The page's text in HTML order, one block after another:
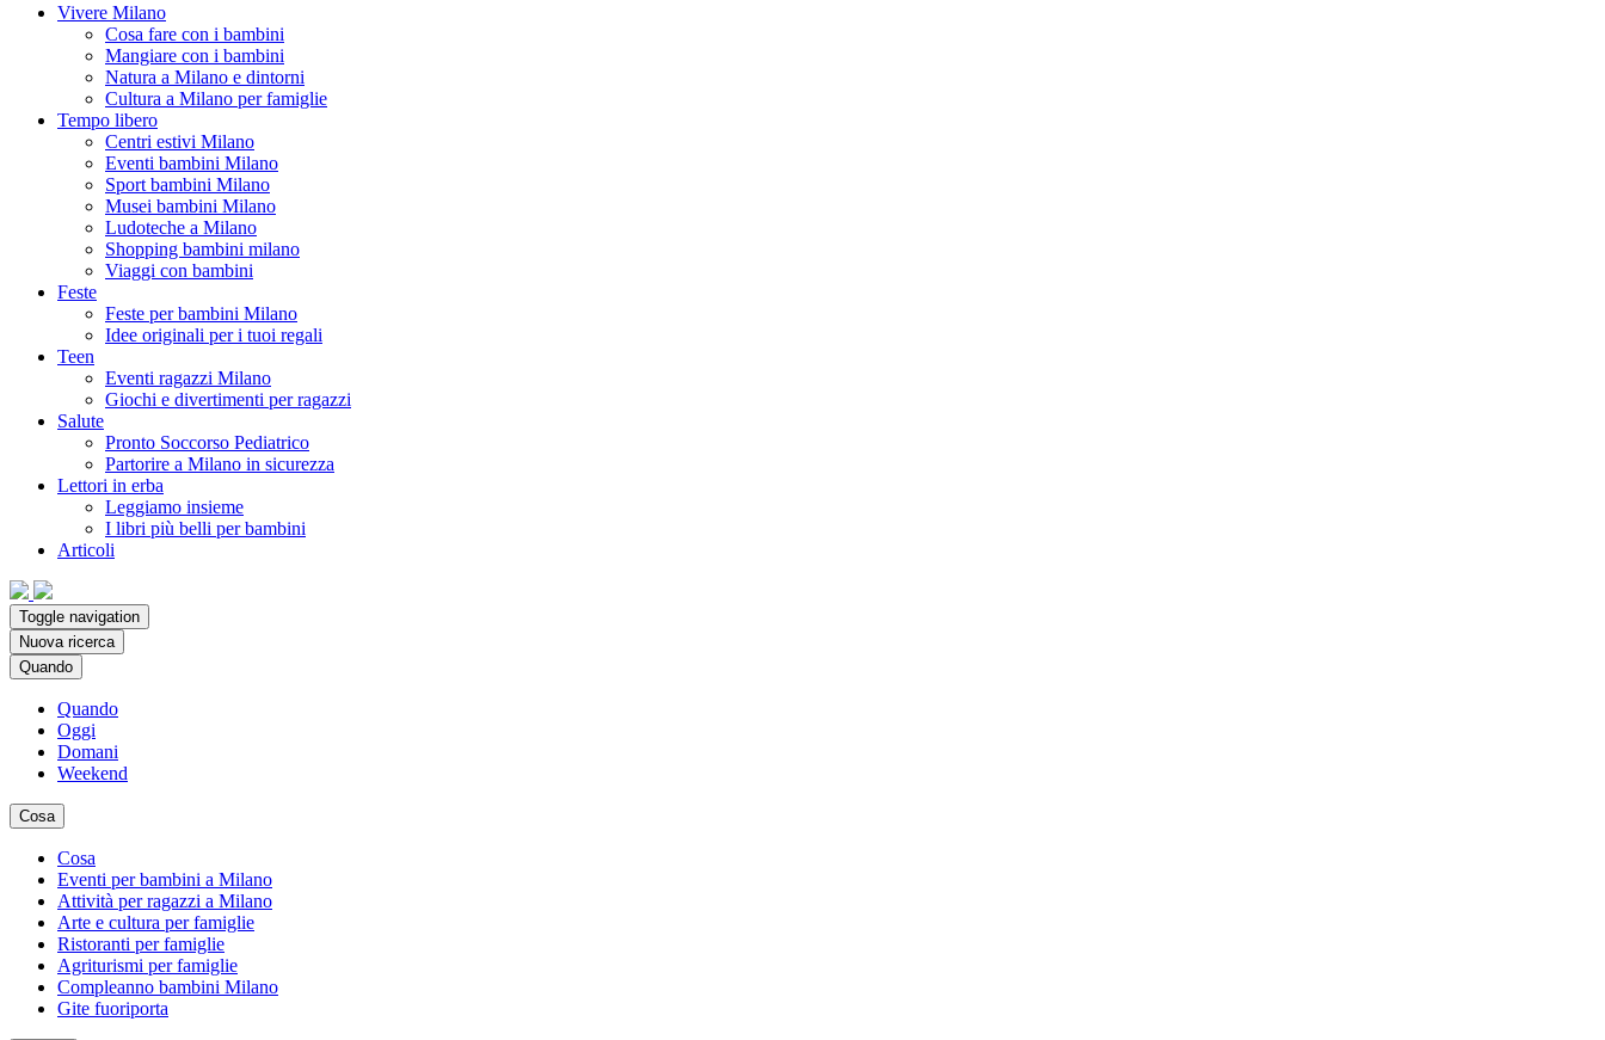
Vivere Milano
Cosa fare con i bambini
Mangiare con i bambini
Natura a Milano e dintorni
Cultura a Milano per famiglie
Tempo libero
Centri estivi Milano
Eventi bambini Milano
Sport bambini Milano
Musei bambini Milano
Ludoteche a Milano
Shopping bambini milano
Viaggi con bambini
Feste
Feste per bambini Milano
Idee originali per i tuoi regali
Teen
Eventi ragazzi Milano
Giochi e divertimenti per ragazzi
Salute
Pronto Soccorso Pediatrico
Partorire a Milano in sicurezza
Lettori in erba
Leggiamo insieme
I libri più belli per bambini
Articoli
Toggle navigation
Nuova ricerca
Quando
Quando
Oggi
Domani
Weekend
Cosa
Cosa
Eventi per bambini a Milano
Attività per ragazzi a Milano
Arte e cultura per famiglie
Ristoranti per famiglie
Agriturismi per famiglie
Compleanno bambini Milano
Gite fuoriporta